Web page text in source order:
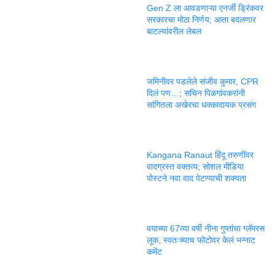
Gen Z ला आवडणाऱ्या एनर्जी ड्रिंकवर
सरकारचा मोठा निर्णय; आता बदलणार
बाटल्यांवरील लेबल
जमिनीवर पडलेले संजीव कुमार, CPR
दिलं पण…; सचिन पिळगांवकरांनी
सांगितला अखेरचा धक्कादायक प्रसंग
Kangana Ranaut हिंदू तरुणींवर
वादग्रस्त वक्तव्य; सोशल मीडिया
पोस्टने नवा वाद पेटण्याची शक्यता
वयाच्या 67व्या वर्षी नीना गुप्तांचा ग्लॅमरस
लूक, स्वतःच्याच फोटोवर केलं भन्नाट
कमेंट